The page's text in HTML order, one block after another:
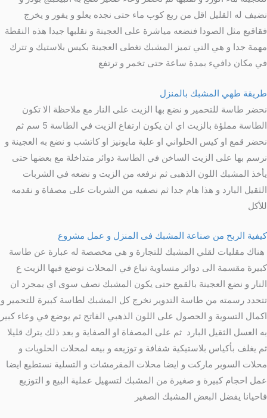
نضيف له القليل اقل من ربع كوب ماء حتى نجده يعلو و يفور و يخرج
فقاقيع مثل الصودا فنضعه مياشرة على العجينة و نقلبها جيدا هذه النقطة
مهمة جدا و هي التي تميز المشبك تغطى العجينة بكيس بلاستيك و تترك
في مكان دافيء بمدة ساعة حتى تخمر و ترتفع
طريقة طهي المشبك بالمنزل
نحضر طاسة للتحمير و نضع بها الزيت على النار مع ملاحظة الا تكون
الطاسة مملؤة بالزيت اي ان يكون ارتفاع الزيت في الطاسة 5 سم ثم
نحضر قمع او كيس الحلواني او علبة مايونيز او كاتشب و نضع به العجينة و
نرسم بها على الزيت الساخن في الطاسة دوائر متداخلة مع بعضها حتى
يأخذ المشبك اللون الذهبى ثم نرفعه من الزيت و نضعه في الشربات
الثقيل البارد و هذا هام جدا ثم نصفيه من الشربات على مصفاة و نقدمه
للأكل
كيفية الربح من صناعة المشبك فى المنزل و عمل مشروع
هناك مقليات لقلي المشبك للتجارة و هي مخصصة له عبارة عن طاسة
كبيرة مقسمة الى دوائر متساوية تباع في المحلات توضع فيها الزيت ع
النار و نضع العجينة بالقمع حتى يكون المشبك نصف سوى اي بمجرد ان
تتحدد رسمته من طاسة التدوير نخرج كل المشبك لطاسة كبيرة للتحمير و
اكمال التسوية و الحصول على اللون الذهبي الفاتح ثم يوضع في وعاء كبير
به العسل الثقيل البارد ثم على المصفاة او الصفاية و بعد ذلك يترك قليلا
ثم يغلف بأكياس بلاستيكية شفافة و توزيعه و بيعه لمحلات الحلويات و
محلات السوبر ماركت و ايضا محلات المقرمشات و التسلية نستطيع ايضا
عمل احجام كبيرة و صغيرة من المشبك لتسهيل عملية البيع و التوزيع
فاحيانا يفضل البعض المشبك الصغير